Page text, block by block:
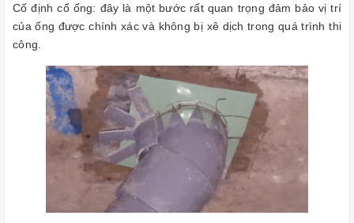
Cố định cổ ống: đây là một bước rất quan trọng đảm bảo vị trí
của ống được chính xác và không bị xê dịch trong quá trình thi
công.